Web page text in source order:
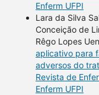
Enferm UFPI
Lara da Silva
Conceição de
Rêgo Lopes
aplicativo para
adversos do
Revista de
Enferm UFPI